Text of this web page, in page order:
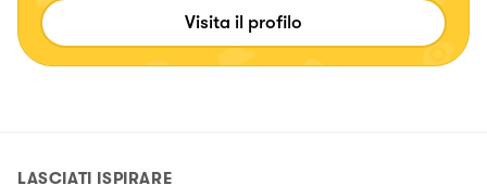
Visita il profilo
LASCIATI ISPIRARE